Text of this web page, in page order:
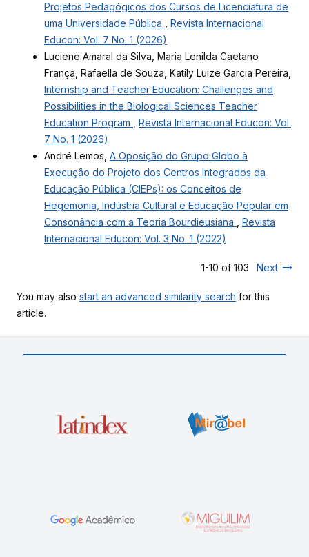
Projetos Pedagógicos dos Cursos de Licenciatura de
uma Universidade Pública
Revista Internacional
Educon: Vol. 7 No. 1 (2026)
Luciene Amaral da Silva, Maria Lenilda Caetano
França, Rafaella de Souza, Katily Luize Garcia Pereira,
Internship and Teacher Education: Challenges and
Possibilities in the Biological Sciences Teacher
Education Program
Revista Internacional Educon: Vol.
7 No. 1 (2026)
André Lemos, A Oposição do Grupo Globo à
Execução do Projeto dos Centros Integrados da
Educação Pública (CIEPs): os Conceitos de
Hegemonia, Indústria Cultural e Educação Popular em
Consonância com a Teoria Bourdieusiana
Revista
Internacional Educon: Vol. 3 No. 1 (2022)
1-10 of 103 Next
You may also start an advanced similarity search for this
article.